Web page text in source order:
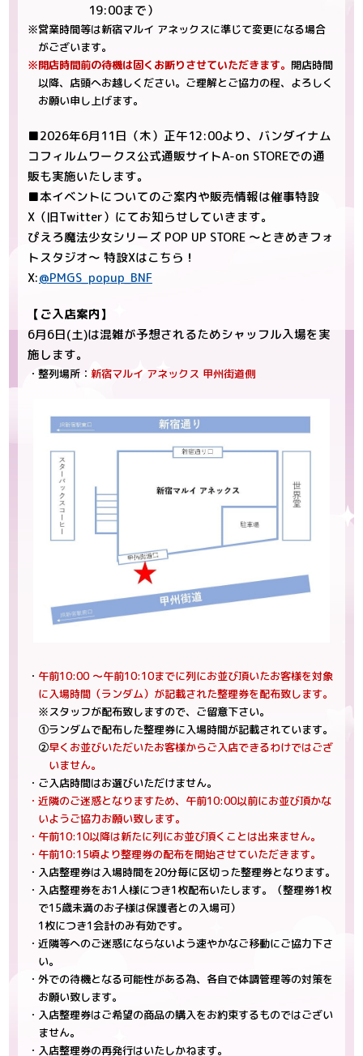
19:00まで）
※営業時間等は新宿マルイ アネックスに準じて変更になる場合
がございます。
※開店時間前の待機は固くお断りさせていただきます。 開店時間
以降、店頭へお越しください。ご理解とご協力の程、よろしく
お願い申し上げます。
■2026年6月11日（木）正午12:00より、バンダイナム
コフィルムワークス公式通販サイトA-on STOREでの通
販も実施いたします。
■本イベントについてのご案内や販売情報は催事特設
X（旧Twitter）にてお知らせしていきます。
ぴえろ魔法少女シリーズ POP UP STORE ～ときめきフォ
トスタジオ～ 特設Xはこちら！
X:@PMGS_popup_BNF
【ご入店案内】
6月6日(土)は混雑が予想されるためシャッフル入場を実
施します。
・整列場所： 新宿マルイ アネックス 甲州街道側
・ 午前10:00 ～午前10:10までに列にお並び頂いたお客様を対象
に入場時間（ランダム）が記載された整理券を配布致します。
※スタッフが配布致しますので、ご留意下さい。
①ランダムで配布した整理券に入場時間が記載されています。
②早くお並びいただいたお客様からご入店できるわけではござ
いません。
・ご入店時間はお選びいただけません。
・近隣のご迷惑となりますため、午前10:00以前にお並び頂かな
いようご協力お願い致します。
・午前10:10以降は新たに列にお並び頂くことは出来ません。
・午前10:15頃より整理券の配布を開始させていただきます。
・入店整理券は入場時間を20分毎に区切った整理券となります。
・入店整理券をお1人様につき1枚配布いたします。（整理券1枚
で15歳未満のお子様は保護者との入場可）
1枚につき1会計のみ有効です。
・近隣等へのご迷惑にならないよう速やかなご移動にご協力下さ
い。
・外での待機となる可能性がある為、各自で体調管理等の対策を
お願い致します。
・入店整理券はご希望の商品の購入をお約束するものではござい
ません。
・入店整理券の再発行はいたしかねます。